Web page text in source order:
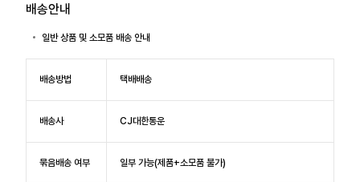
배송안내
일반 상품 및 소모품 배송 안내
배송방법 택배배송
배송사 CJ대한통운
묶음배송 여부 일부 가능(제품+소모품 불가)